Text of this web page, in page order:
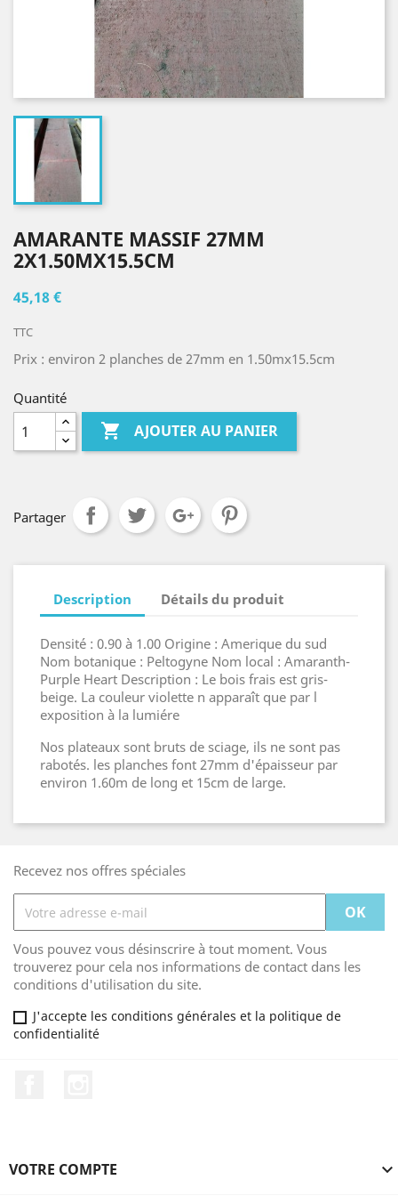
AMARANTE MASSIF 27MM
2X1.50MX15.5CM
45,18 €
TTC
Prix : environ 2 planches de 27mm en 1.50mx15.5cm
Quantité
 AJOUTER AU PANIER
Partager
Description Détails du produit
Densité : 0.90 à 1.00 Origine : Amerique du sud
Nom botanique : Peltogyne Nom local : Amaranth-
Purple Heart Description : Le bois frais est gris-
beige. La couleur violette n apparaît que par l
exposition à la lumiére
Nos plateaux sont bruts de sciage, ils ne sont pas
rabotés. les planches font 27mm d'épaisseur par
environ 1.60m de long et 15cm de large.
Recevez nos offres spéciales
Vous pouvez vous désinscrire à tout moment. Vous
trouverez pour cela nos informations de contact dans les
conditions d'utilisation du site.
J'accepte les conditions générales et la politique de
confidentialité
VOTRE COMPTE 